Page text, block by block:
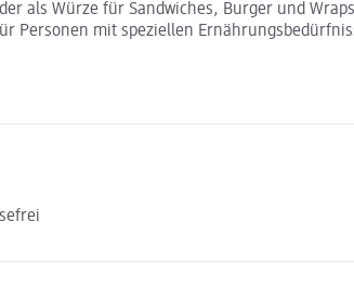
als Würze für Sandwiches, Burger und
mit speziellen